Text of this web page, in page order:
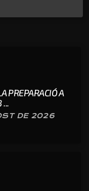
PREPARACIÓ A
...
DE 2026